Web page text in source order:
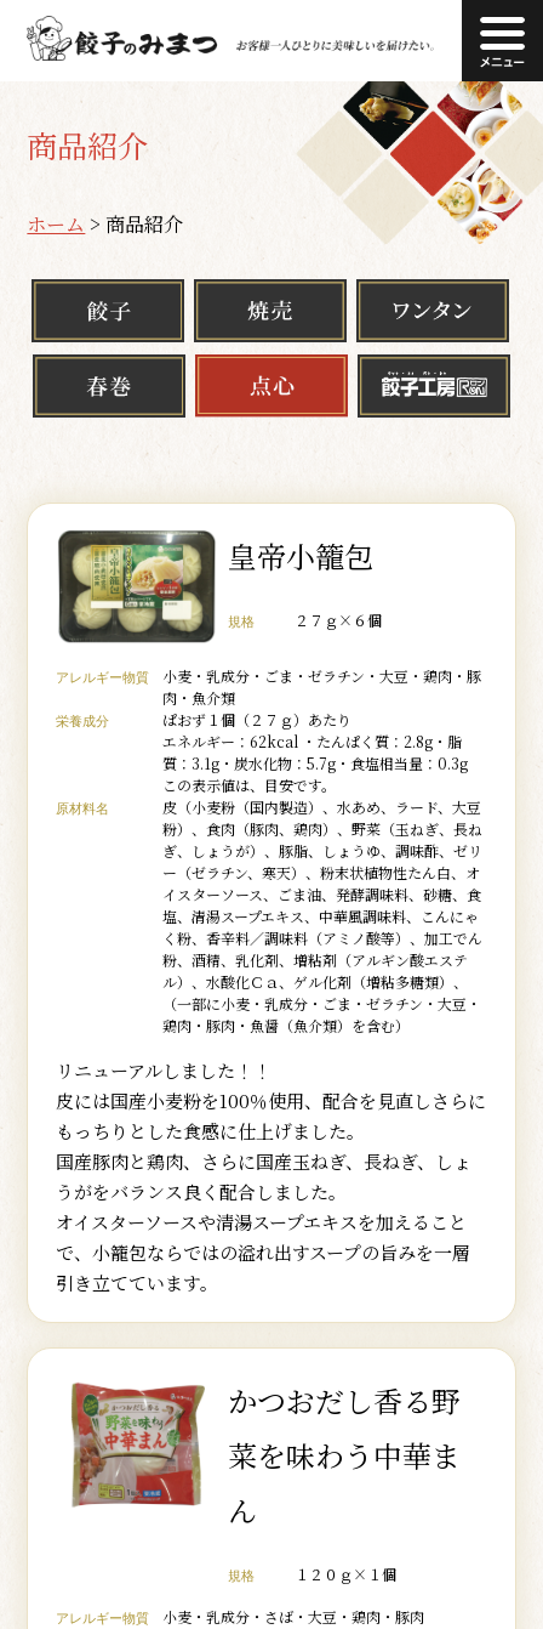
商品紹介
ホーム > 商品紹介
皇帝小籠包
規格 ２７ｇ×６個
アレルギー物質
小麦・乳成分・ごま・ゼラチン・大豆・鶏肉・豚
肉・魚介類
栄養成分
ぱおず１個（２７ｇ）あたり
エネルギー：62kcal ・たんぱく質：2.8g・脂
質：3.1g・炭水化物：5.7g・食塩相当量：0.3g
この表示値は、目安です。
原材料名
皮（小麦粉（国内製造）、水あめ、ラード、大豆
粉）、食肉（豚肉、鶏肉）、野菜（玉ねぎ、長ね
ぎ、しょうが）、豚脂、しょうゆ、調味酢、ゼリ
ー（ゼラチン、寒天）、粉末状植物性たん白、オ
イスターソース、ごま油、発酵調味料、砂糖、食
塩、清湯スープエキス、中華風調味料、こんにゃ
く粉、香辛料／調味料（アミノ酸等）、加工でん
粉、酒精、乳化剤、増粘剤（アルギン酸エステ
ル）、水酸化Ｃａ、ゲル化剤（増粘多糖類）、
（一部に小麦・乳成分・ごま・ゼラチン・大豆・
鶏肉・豚肉・魚醤（魚介類）を含む）
リニューアルしました！！
皮には国産小麦粉を100％使用、配合を見直しさらに
もっちりとした食感に仕上げました。
国産豚肉と鶏肉、さらに国産玉ねぎ、長ねぎ、しょ
うがをバランス良く配合しました。
オイスターソースや清湯スープエキスを加えること
で、小籠包ならではの溢れ出すスープの旨みを一層
引き立てています。
かつおだし香る野
菜を味わう中華ま
ん
規格 １２０ｇ×１個
アレルギー物質 小麦・乳成分・さば・大豆・鶏肉・豚肉